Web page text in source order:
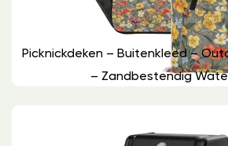
Picknickdeken – Buitenkleed –
– Zandbestendig